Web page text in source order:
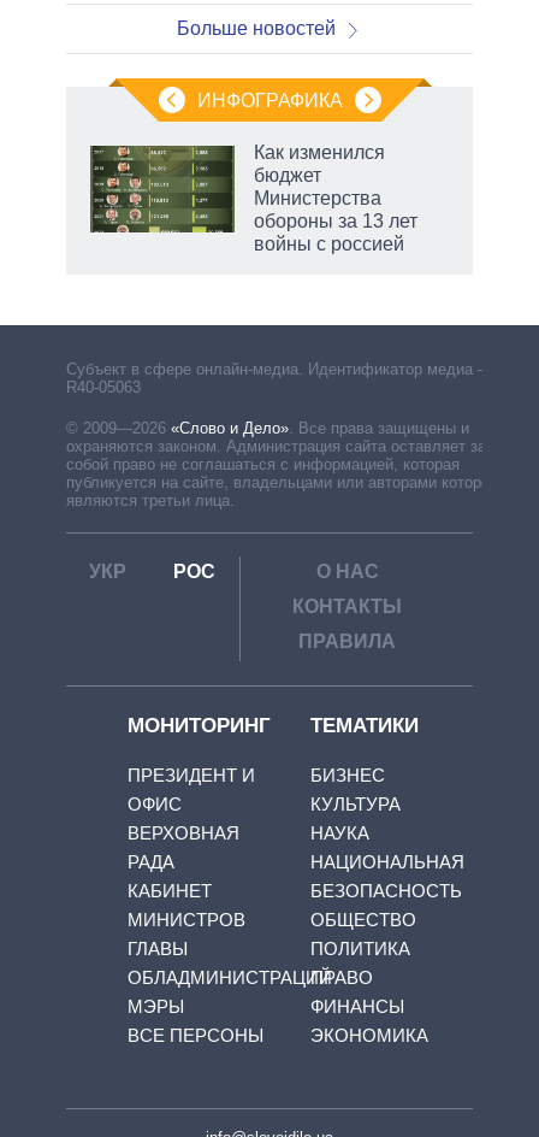
Больше новостей
ИНФОГРАФИКА
Как изменился
бюджет
Министерства
обороны за 13 лет
войны с россией
Субъект в сфере онлайн-медиа. Идентификатор медиа –
R40-05063
© 2009—2026 «Слово и Дело». Все права защищены и
охраняются законом. Администрация сайта оставляет за
собой право не соглашаться с информацией, которая
публикуется на сайте, владельцами или авторами которой
являются третьи лица.
УКР РОС
О НАС
КОНТАКТЫ
ПРАВИЛА
МОНИТОРИНГ
ПРЕЗИДЕНТ И
ОФИС
ВЕРХОВНАЯ
РАДА
КАБИНЕТ
МИНИСТРОВ
ГЛАВЫ
ОБЛАДМИНИСТРАЦИЙ
МЭРЫ
ВСЕ ПЕРСОНЫ
ТЕМАТИКИ
БИЗНЕС
КУЛЬТУРА
НАУКА
НАЦИОНАЛЬНАЯ
БЕЗОПАСНОСТЬ
ОБЩЕСТВО
ПОЛИТИКА
ПРАВО
ФИНАНСЫ
ЭКОНОМИКА